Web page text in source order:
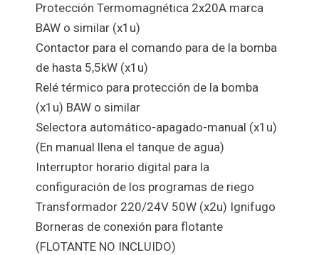
Protección Termomagnética 2x20A marca
BAW o similar (x1u)
Contactor para el comando para de la bomba
de hasta 5,5kW (x1u)
Relé térmico para protección de la bomba
(x1u) BAW o similar
Selectora automático-apagado-manual (x1u)
(En manual llena el tanque de agua)
Interruptor horario digital para la
configuración de los programas de riego
Transformador 220/24V 50W (x2u) Ignifugo
Borneras de conexión para flotante
(FLOTANTE NO INCLUIDO)